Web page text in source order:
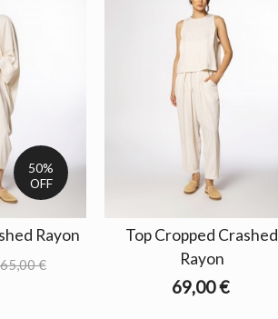
50%
OFF
Rayon
€
Top Cropped Crashed
Rayon
69,00 €